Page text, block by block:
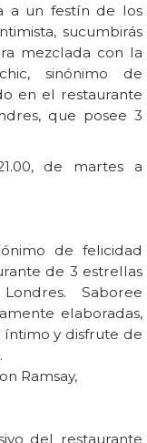
a un festín de los
sucumbirás
mezclada con la
sinónimo de
en el restaurante
que posee 3
de martes a
de felicidad
de 3 estrellas
Saboree
elaboradas,
y disfrute de
Ramsay,
del restaurante